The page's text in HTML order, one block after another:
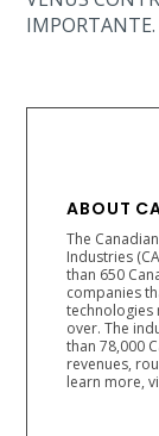
IMPORTANTE.
ABOUT
The
Industries
than 650
companies
technologies
over. The
than 78,000
revenues,
learn more,